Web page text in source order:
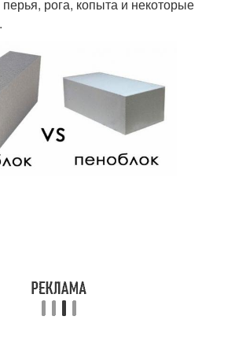
рога, копыта и некоторые